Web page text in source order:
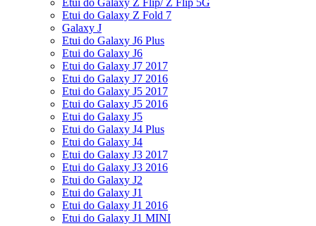
Etui do Galaxy Z Flip/ Z Flip 5G
Etui do Galaxy Z Fold 7
Galaxy J
Etui do Galaxy J6 Plus
Etui do Galaxy J6
Etui do Galaxy J7 2017
Etui do Galaxy J7 2016
Etui do Galaxy J5 2017
Etui do Galaxy J5 2016
Etui do Galaxy J5
Etui do Galaxy J4 Plus
Etui do Galaxy J4
Etui do Galaxy J3 2017
Etui do Galaxy J3 2016
Etui do Galaxy J2
Etui do Galaxy J1
Etui do Galaxy J1 2016
Etui do Galaxy J1 MINI